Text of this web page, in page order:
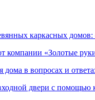
каркасных
компании «Золотые
в вопросах и
двери с помощью